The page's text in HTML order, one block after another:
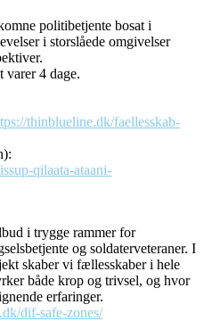
politibetjente bosat i
i storslåede omgivelser
4 dage.
thinblueline.dk/faellesskab-
qilaata-ataani-
i trygge rammer for
og soldaterveteraner. I
skaber vi fællesskaber i hele
både krop og trivsel, og hvor
erfaringer.
dif-safe-zones/